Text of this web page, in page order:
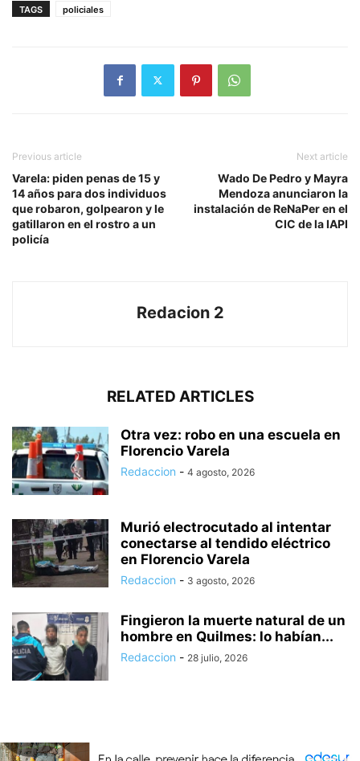
TAGS policiales
Previous article
Varela: piden penas de 15 y
14 años para dos individuos
que robaron, golpearon y le
gatillaron en el rostro a un
policía
Next article
Wado De Pedro y Mayra
Mendoza anunciaron la
instalación de ReNaPer en el
CIC de la IAPI
Redacion 2
RELATED ARTICLES
Otra vez: robo en una escuela en
Florencio Varela
Redaccion - 4 agosto, 2026
Murió electrocutado al intentar
conectarse al tendido eléctrico
en Florencio Varela
Redaccion - 3 agosto, 2026
Fingieron la muerte natural de un
hombre en Quilmes: lo habían...
Redaccion - 28 julio, 2026